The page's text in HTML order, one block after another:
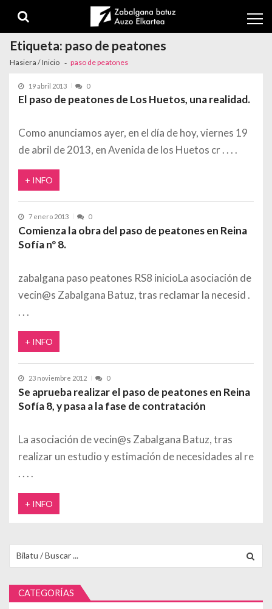
Etiqueta: paso de peatones
Hasiera / Inicio paso de peatones
19 abril 2013 0
El paso de peatones de Los Huetos, una realidad.
Como anunciamos ayer, en el día de hoy, viernes 19
de abril de 2013, en Avenida de los Huetos cr
+ INFO
7 enero 2013 0
Comienza la obra del paso de peatones en Reina
Sofía nº 8.
zabalgana paso peatones RS8 inicioLa asociación de
vecin@s Zabalgana Batuz, tras reclamar la necesid
+ INFO
23 noviembre 2012 0
Se aprueba realizar el paso de peatones en Reina
Sofía 8, y pasa a la fase de contratación
La asociación de vecin@s Zabalgana Batuz, tras
realizar un estudio y estimación de necesidades al re
+ INFO
CATEGORÍAS